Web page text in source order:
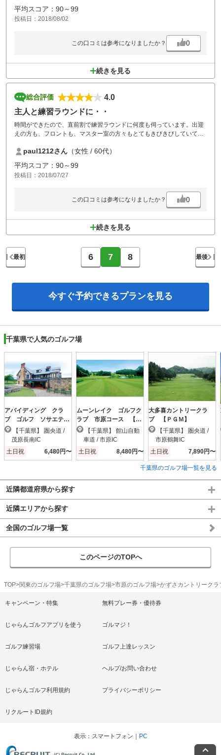
平均スコア：90～99
投稿日：2018/08/02
この口コミは参考になりましたか？ 0
続きを見る
総合評価
4.0
主人と練習ラウンドに・・
時間ができたので、直前割で練習ラウンドに何度も伺っています。出迎
えの方も、フロントも、マスター室の方々もとてもきびきびしていて気
ルして私の好きなパンメニューが加わって前回も今回もおいしくいただ
きました。ラウンドもレストランもまた楽しみに伺います。
paul1212さん （女性 / 60代）
平均スコア：90～99
投稿日：2018/07/27
この口コミは参考になりましたか？ 0
続きを見る
最初 6 7 8 最後
今すぐ予約できるプランを見る
千葉県で人気のゴルフ場
アバイディング クラ
ブ ゴルフ ソサエテ
ィ 【ＰＧＭ】
茂原長南IC
土日祝
6,480円〜
ムーンレイク ゴルフク
ラブ 市原コース 【Ｐ
ＧＭ】
車道 / 市原IC
土日祝
8,480円〜
大多喜カントリークラ
ブ 【ＰＧＭ】
市原鶴舞IC
土日祝
7,890円〜
千葉県のゴルフ場一覧を見る
近隣都道府県から探す
近隣エリアから探す
全国のゴルフ場一覧
このページのTOPへ
TOP 関東のゴルフ場 千葉県のゴルフ場 市原のゴルフ場 かずさカントリーク
キャンペーン・特集 無料プレー券・優待券
じゃらんゴルフアプリを使う ゴルマジ！
ゴルフ練習場 ゴルフ上達レッスン
じゃらん宿・ホテル ヘルプ/お問い合わせ
じゃらんゴルフ利用規約 プライバシーポリシー
リクルートID規約
表示 スマートフォン PC